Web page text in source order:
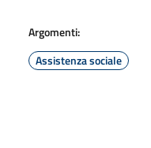
Argomenti:
Assistenza sociale